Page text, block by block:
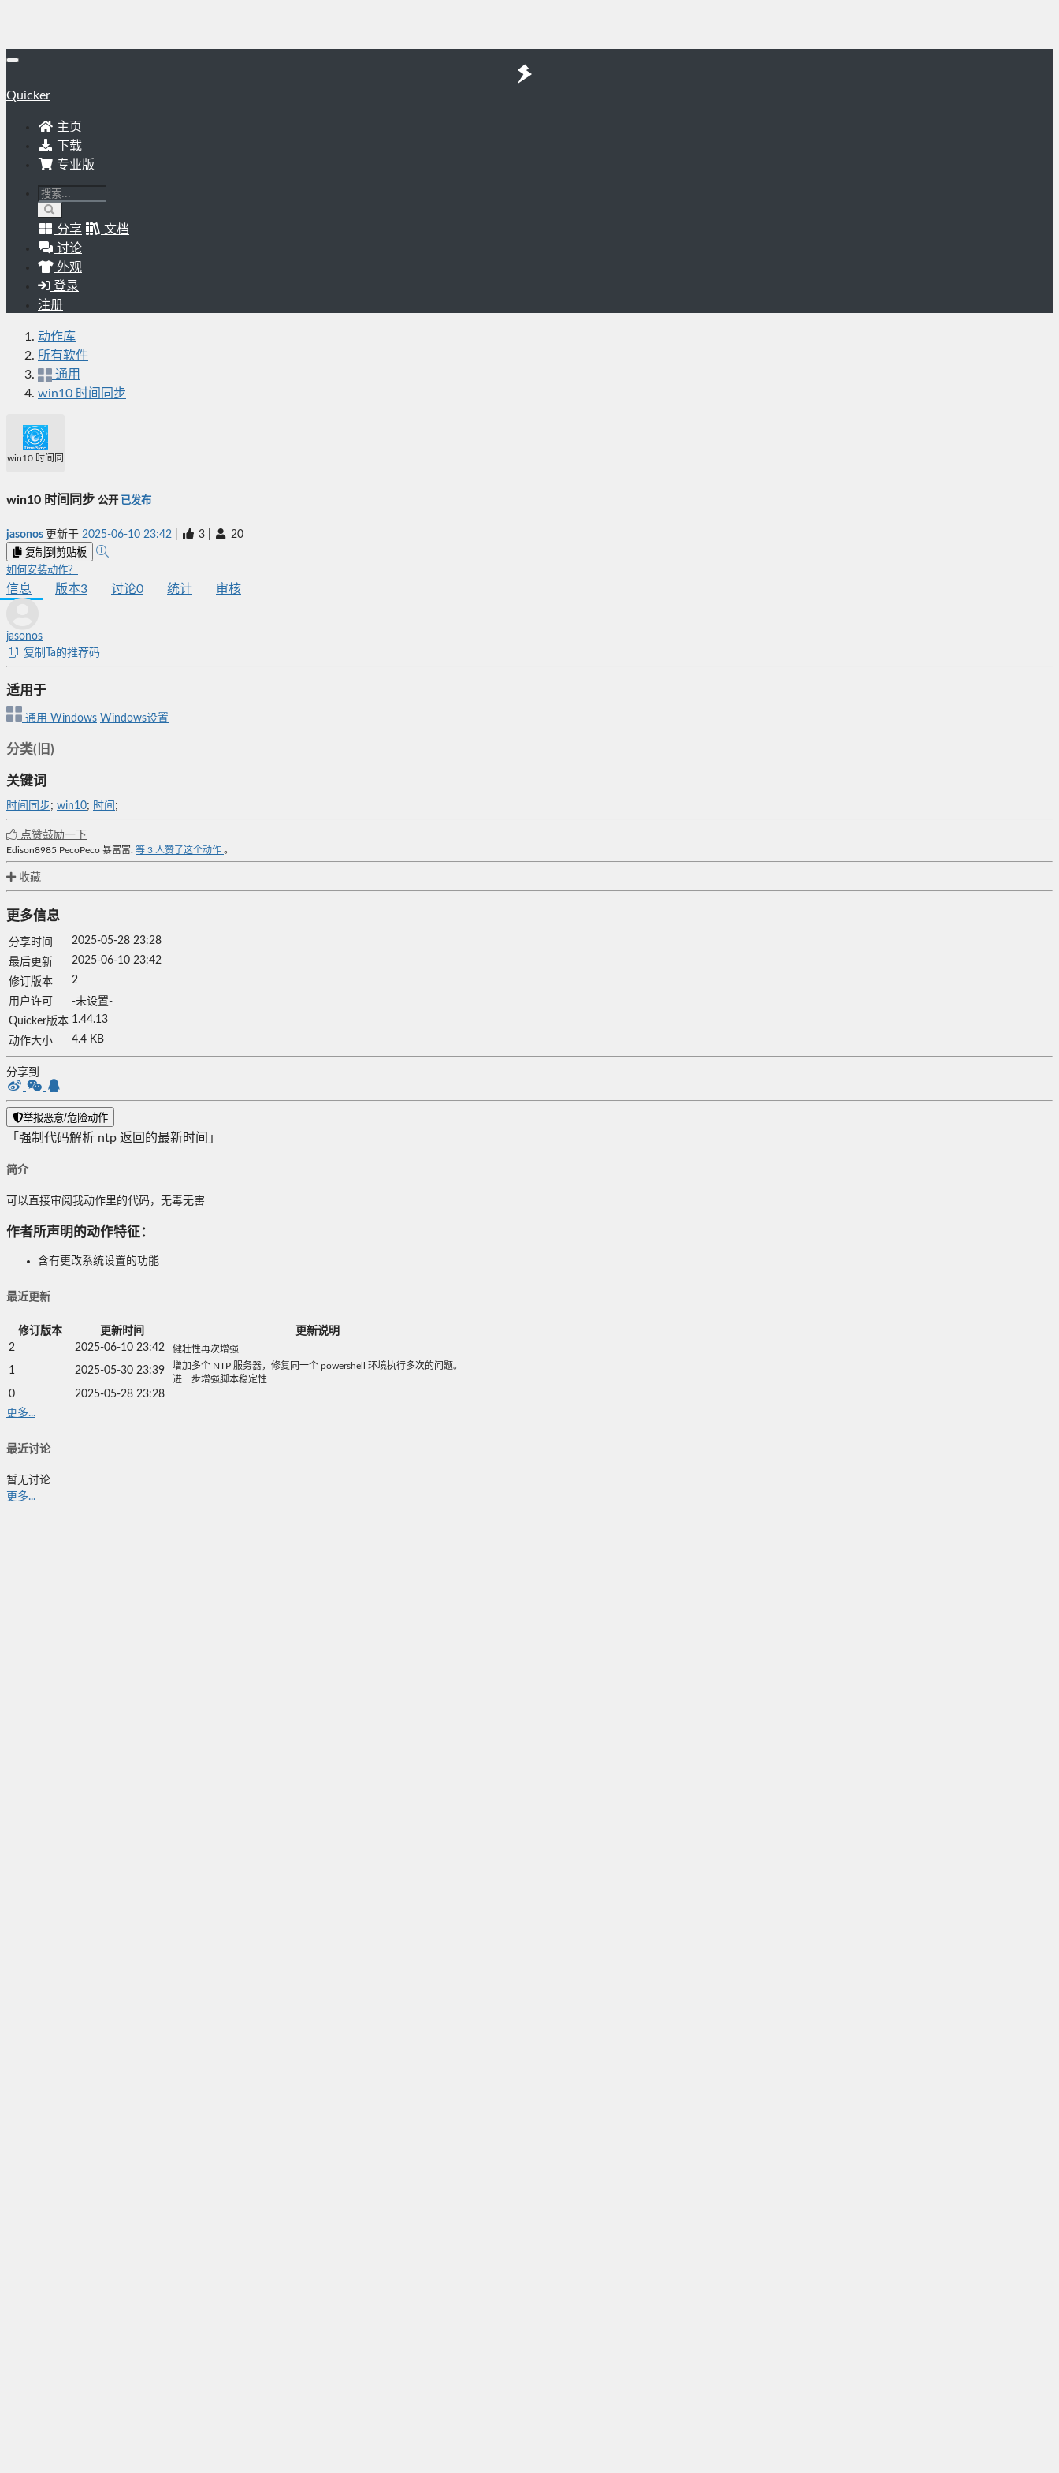
Quicker
主页
下载
专业版
分享
文档
讨论
外观
登录
注册
动作库
所有软件
通用
win10 时间同步
win10 时间同步
win10 时间同步 公开 已发布
jasonos 更新于 2025-06-10 23:42 3 20
复制到剪贴板
如何安装动作？
信息 版本3 讨论0 统计 审核
jasonos
复制Ta的推荐码
适用于
通用 Windows Windows设置
分类(旧)
关键词
时间同步; win10; 时间 ;
点赞鼓励一下
Edison8985 PecoPeco 暴富富. 等 3 人赞了这个动作 。
收藏
更多信息
分享时间
2025-05-28 23:28
最后更新
2025-06-10 23:42
修订版本
2
用户许可
-未设置-
Quicker版本 1.44.13
动作大小
4.4 KB
分享到
举报恶意/危险动作
「强制代码解析 ntp 返回的最新时间」
简介
可以直接审阅我动作里的代码，无毒无害
作者所声明的动作特征：
含有更改系统设置的功能
最近更新
修订版本 更新时间
更新说明
2
2025-06-10 23:42 健壮性再次增强
1 2025-05-30 23:39
增加多个 NTP 服务器，修复同一个 powershell 环境执行多次的问题。
进一步增强脚本稳定性
0
2025-05-28 23:28
更多...
最近讨论
暂无讨论
更多...